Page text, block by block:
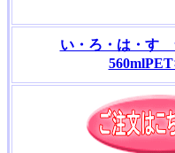
い・ろ・は・す